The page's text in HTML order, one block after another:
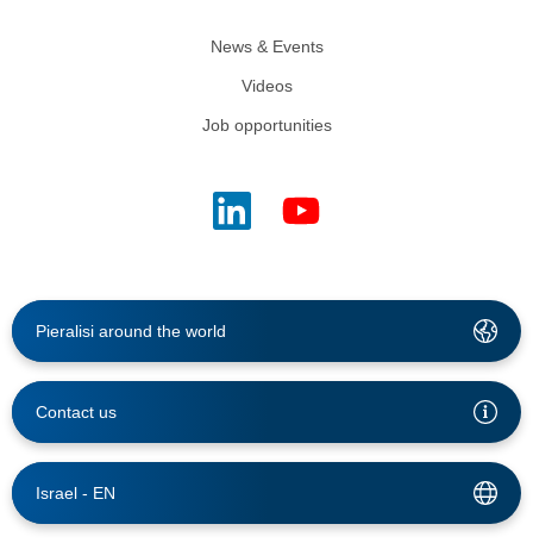
News & Events
Videos
Job opportunities
Pieralisi around the world
Contact us
Israel - EN